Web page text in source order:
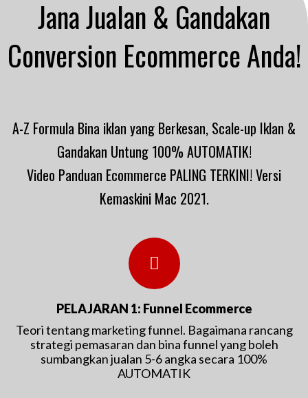
Jana Jualan & Gandakan
Conversion Ecommerce Anda!
A-Z Formula Bina iklan yang Berkesan, Scale-up Iklan &
Gandakan Untung 100% AUTOMATIK!
Video Panduan Ecommerce PALING TERKINI! Versi
Kemaskini Mac 2021.
PELAJARAN 1: Funnel Ecommerce
Teori tentang marketing funnel. Bagaimana rancang
strategi pemasaran dan bina funnel yang boleh
sumbangkan jualan 5-6 angka secara 100%
AUTOMATIK